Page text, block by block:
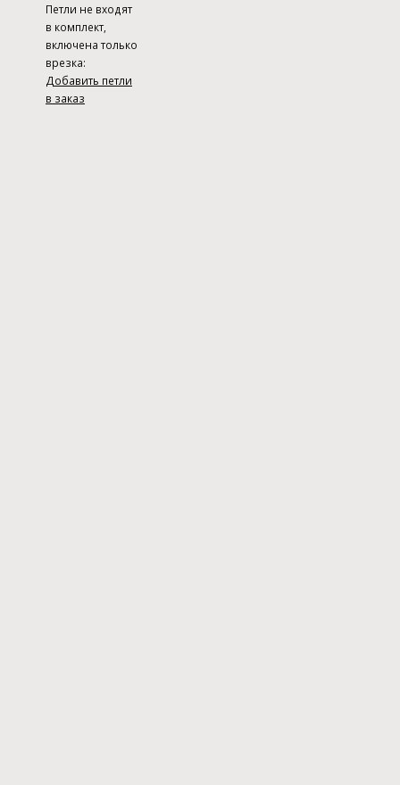
Петли не входят
в комплект,
включена только
врезка:
Добавить петли
в заказ